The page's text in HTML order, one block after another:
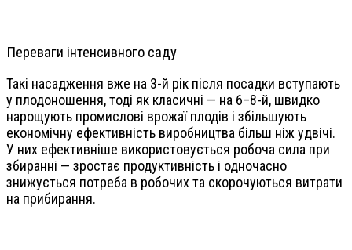
Переваги інтенсивного саду
Такі насадження вже на 3-й рік після посадки вступають
у плодоношення, тоді як класичні — на 6–8-й, швидко
нарощують промислові врожаї плодів і збільшують
економічну ефективність виробництва більш ніж удвічі.
У них ефективніше використовується робоча сила при
збиранні — зростає продуктивність і одночасно
знижується потреба в робочих та скорочуються витрати
на прибирання.